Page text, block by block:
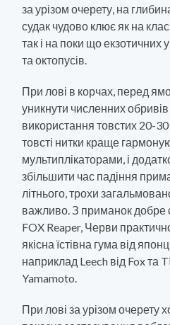
за урізом очерету, на
судак чудово клює як на
так і на поки що екзотичних у
та октопусів.
При лові в корчах, перед
уникнути численних
використання товстих 20-
товсті нитки краще
мультиплікаторами, і
збільшити час падіння
літнього, трохи
важливо. З приманок добре
FOX Reaper, Черви
якісна їстівна гума від
наприклад Leech від Fox та
Yamamoto.
При лові за урізом очерету